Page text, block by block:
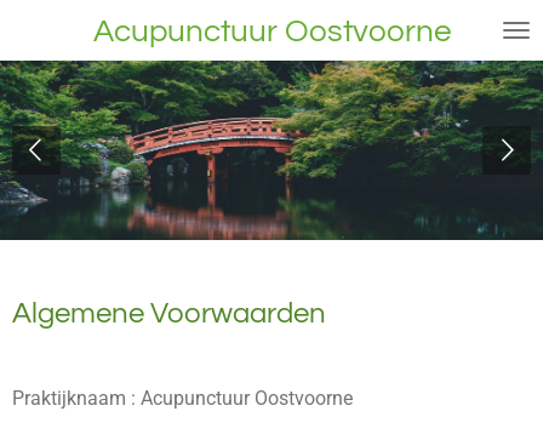
naar
de
hoofdinhoud
Acupunctuur Oostvoorne
Algemene Voorwaarden
Praktijknaam : Acupunctuur Oostvoorne